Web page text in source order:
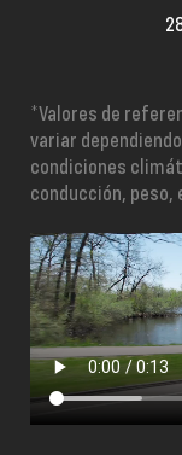
*Valores de
variar
condiciones
conducción,